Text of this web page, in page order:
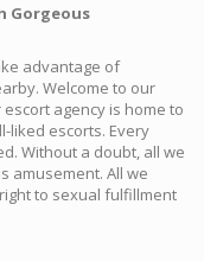
Gorgeous
advantage of
Welcome to our
escort agency is home to
liked escorts. Every
Without a doubt, all we
amusement. All we
to sexual fulfillment